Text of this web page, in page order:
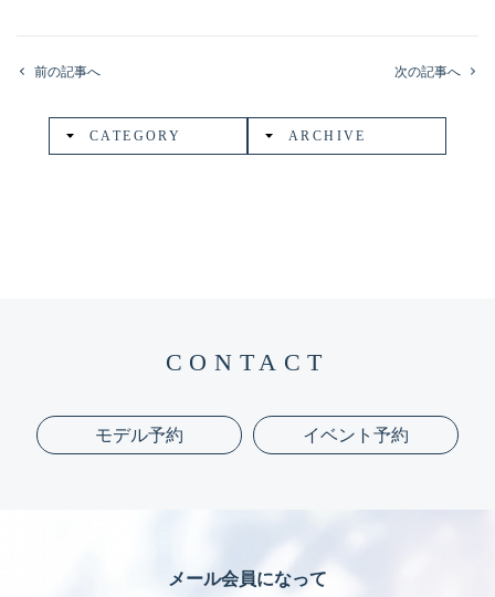
前の記事へ 次の記事へ
CATEGORY ARCHIVE
CONTACT
モデル予約 イベント予約
メール会員になって